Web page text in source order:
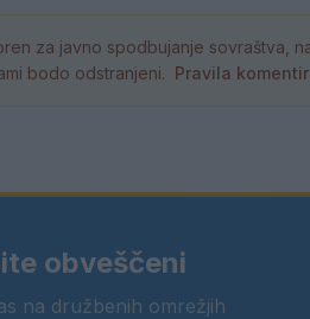
za javno spodbujanje sovraštva,
bodo odstranjeni. Pravila
obveščeni
na družbenih omrežjih